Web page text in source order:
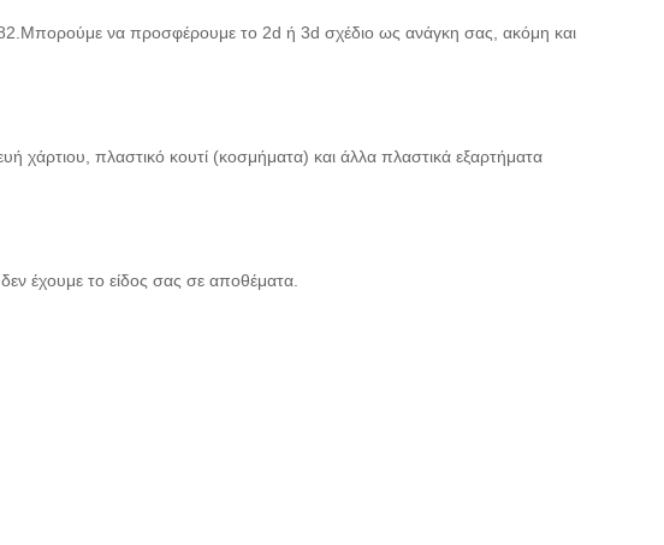
να προσφέρουμε το 2d ή 3d σχέδιο ως ανάγκη σας, ακόμη και
χάρτιου, πλαστικό κουτί (κοσμήματα) και άλλα πλαστικά εξαρτήματα
έχουμε το είδος σας σε αποθέματα.